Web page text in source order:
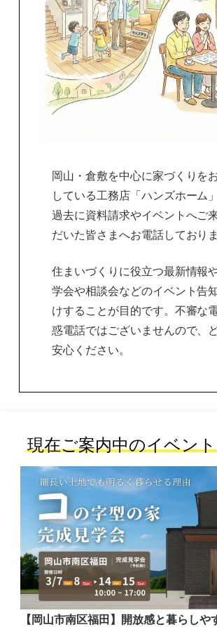
岡山・倉敷を中心に家づくりを
している工務店「ハンズホーム」
過去に資料請求やイベントへご
だいた皆さまへお電話しておりま
住まいづくりに役立つ最新情報
学会や相談会などのイベント告
けすることが目的です。不審な
惑電話ではございませんので、
安心ください。
現在ご案内中のイベン
【岡山市南区福田】開放感と暮らしや